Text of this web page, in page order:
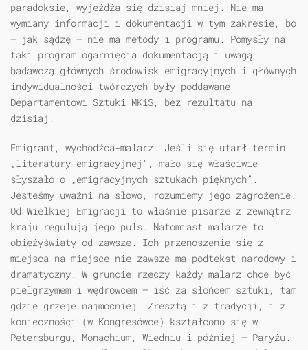
paradoksie, wyjeżdża się dzisiaj mniej. Nie ma
wymiany informacji i dokumentacji w tym zakresie, bo
— jak sądzę — nie ma metody i programu. Pomysły na
taki program ogarnięcia dokumentacją i uwagą
badawczą głównych środowisk emigracyjnych i głównych
indywidualności twórczych były poddawane
Departamentowi Sztuki MKiS, bez rezultatu na
dzisiaj.
Emigrant, wychodźca-malarz. Jeśli się utarł termin
„literatury emigracyjnej”, mało się właściwie
słyszało o „emigracyjnych sztukach pięknych”.
Jesteśmy uważni na słowo, rozumiemy jego zagrożenie.
Od Wielkiej Emigracji to właśnie pisarze z zewnątrz
kraju regulują jego puls. Natomiast malarze to
obieżyświaty od zawsze. Ich przenoszenie się z
miejsca na miejsce nie zawsze ma podtekst narodowy i
dramatyczny. W gruncie rzeczy każdy malarz chce być
pielgrzymem i wędrowcem — iść za słońcem sztuki, tam
gdzie grzeje najmocniej. Zresztą i z tradycji, i z
konieczności (w Kongresówce) kształcono się w
Petersburgu, Monachium, Wiedniu i później — Paryżu.